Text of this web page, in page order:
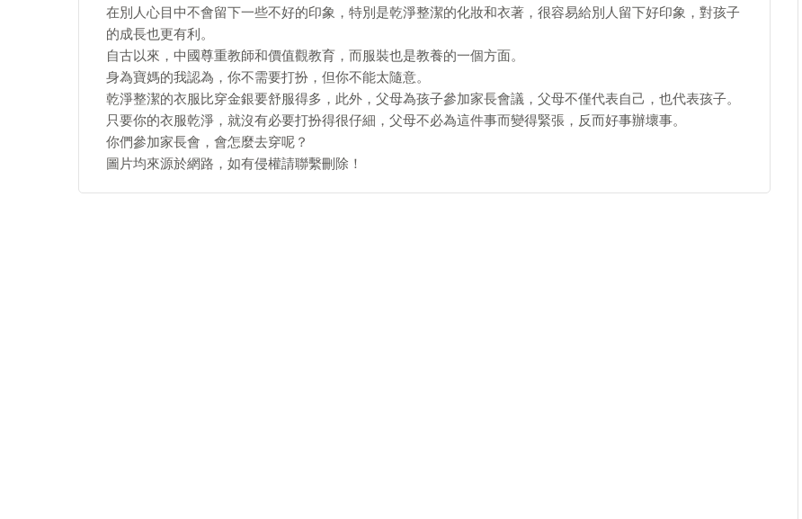
在別人心目中不會留下一些不好的印象，特別是乾淨整潔的化妝和衣著，很容易給別人留下好印象，對孩子
的成長也更有利。
自古以來，中國尊重教師和價值觀教育，而服裝也是教養的一個方面。
身為寶媽的我認為，你不需要打扮，但你不能太隨意。
乾淨整潔的衣服比穿金銀要舒服得多，此外，父母為孩子參加家長會議，父母不僅代表自己，也代表孩子。
只要你的衣服乾淨，就沒有必要打扮得很仔細，父母不必為這件事而變得緊張，反而好事辦壞事。
你們參加家長會，會怎麼去穿呢？
圖片均來源於網路，如有侵權請聯繫刪除！